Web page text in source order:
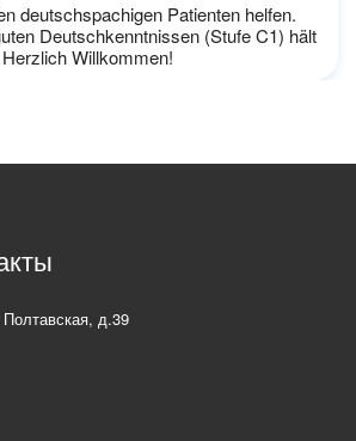
deutschspachigen Patienten helfen.
Deutschkenntnissen (Stufe C1) hält
Willkommen!
д.39